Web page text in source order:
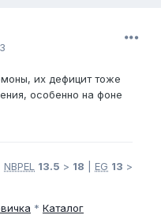
их дефицит тоже
особенно на фоне
NBPEL 13.5 > 18 EG 13 >
* Каталог